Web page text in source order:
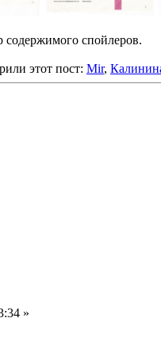
спойлеров.
этот пост: Mir,
»